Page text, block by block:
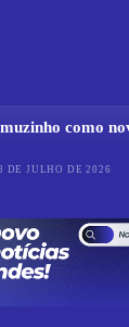
como
DE JULHO DE 2026